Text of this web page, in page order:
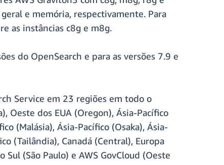
e memória, respectivamente. Para
as instâncias c8g e m8g.
do OpenSearch e para as versões 7.9 e
Service em 23 regiões em todo o
Oeste dos EUA (Oregon), Ásia-Pacífico
(Malásia), Ásia-Pacífico (Osaka), Ásia-
(Tailândia), Canadá (Central), Europa
(São Paulo) e AWS GovCloud (Oeste